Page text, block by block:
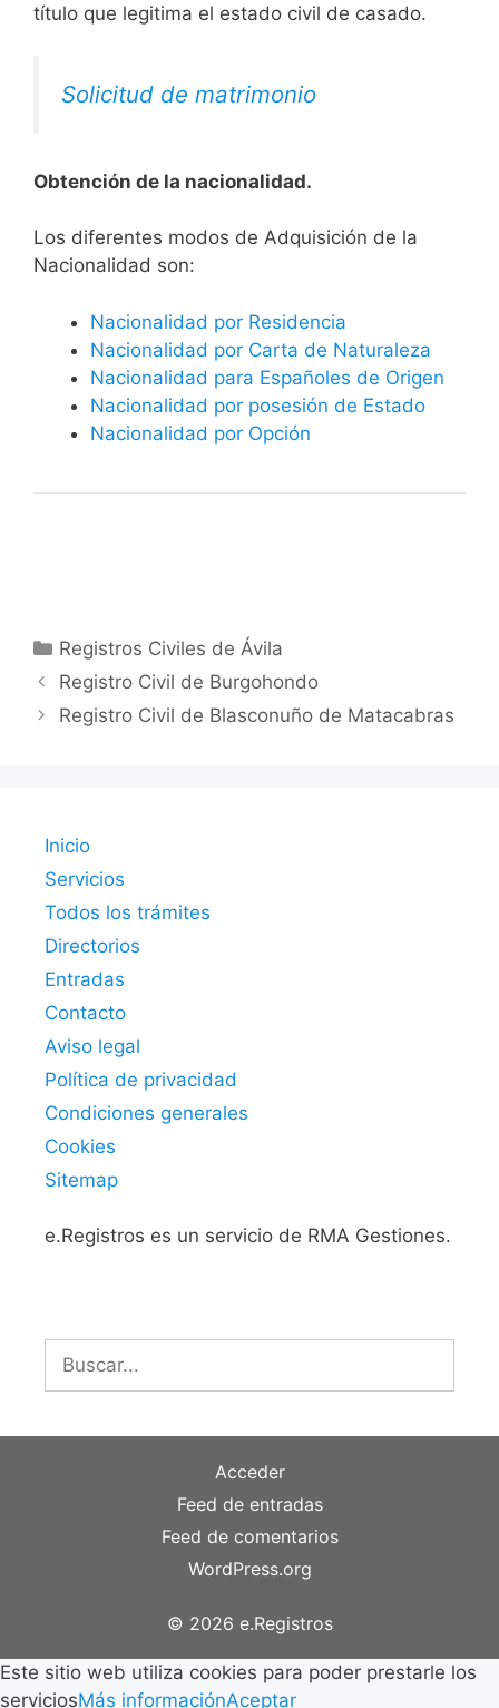
título que legitima el estado civil de casado.
Solicitud de matrimonio
Obtención de la nacionalidad.
​​​Los diferentes modos de Adquisición de la
Nacionalidad son:
Nacionalidad por Residencia
Nacionalidad por Carta de Naturaleza
Nacionalidad para Españoles de Origen
Nacionalidad por posesión de Estado
Nacionalidad por Opción
Categorías
Registros Civiles de Ávila
Registro Civil de Burgohondo
Registro Civil de Blasconuño de Matacabras
Inicio
Servicios
Todos los trámites
Directorios
Entradas
Contacto
Aviso legal
Política de privacidad
Condiciones generales
Cookies
Sitemap
e.Registros es un servicio de RMA Gestiones.
Buscar:
Acceder
Feed de entradas
Feed de comentarios
WordPress.org
© 2026 e.Registros
Este sitio web utiliza cookies para poder prestarle los
serviciosMás informaciónAceptar